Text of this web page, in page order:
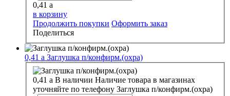
0,41 a
в корзину
Продолжить покупки Оформить заказ
Поделиться
0,41 a Заглушка п/конфирм.(охра)
0,41 a В наличии Наличие товара в магазинах
уточняйте по телефону Заглушка п/конфирм.(охра)